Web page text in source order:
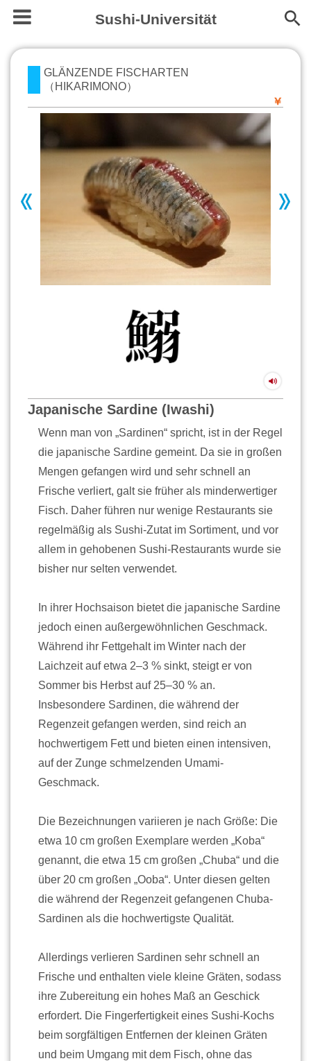
Sushi-Universität
GLÄNZENDE FISCHARTEN
（HIKARIMONO）
Japanische Sardine (Iwashi)
Wenn man von „Sardinen“ spricht, ist in der Regel
die japanische Sardine gemeint. Da sie in großen
Mengen gefangen wird und sehr schnell an
Frische verliert, galt sie früher als minderwertiger
Fisch. Daher führen nur wenige Restaurants sie
regelmäßig als Sushi-Zutat im Sortiment, und vor
allem in gehobenen Sushi-Restaurants wurde sie
bisher nur selten verwendet.
In ihrer Hochsaison bietet die japanische Sardine
jedoch einen außergewöhnlichen Geschmack.
Während ihr Fettgehalt im Winter nach der
Laichzeit auf etwa 2–3 % sinkt, steigt er von
Sommer bis Herbst auf 25–30 % an.
Insbesondere Sardinen, die während der
Regenzeit gefangen werden, sind reich an
hochwertigem Fett und bieten einen intensiven,
auf der Zunge schmelzenden Umami-
Geschmack.
Die Bezeichnungen variieren je nach Größe: Die
etwa 10 cm großen Exemplare werden „Koba“
genannt, die etwa 15 cm großen „Chuba“ und die
über 20 cm großen „Ooba“. Unter diesen gelten
die während der Regenzeit gefangenen Chuba-
Sardinen als die hochwertigste Qualität.
Allerdings verlieren Sardinen sehr schnell an
Frische und enthalten viele kleine Gräten, sodass
ihre Zubereitung ein hohes Maß an Geschick
erfordert. Die Fingerfertigkeit eines Sushi-Kochs
beim sorgfältigen Entfernen der kleinen Gräten
und beim Umgang mit dem Fisch, ohne das